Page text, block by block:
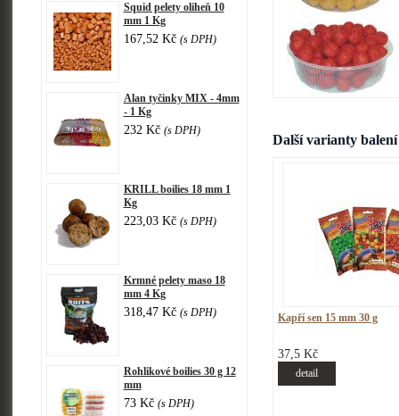
Squid pelety oliheň 10
mm 1 Kg
167,52 Kč (s DPH)
Alan tyčinky MIX - 4mm
- 1 Kg
232 Kč (s DPH)
KRILL boilies 18 mm 1
Kg
223,03 Kč (s DPH)
Krmné pelety maso 18
mm 4 Kg
318,47 Kč (s DPH)
Rohlikové boilies 30 g 12
mm
73 Kč (s DPH)
Další varianty balení
Kapří sen 15 mm 30 g
37,5 Kč
detail